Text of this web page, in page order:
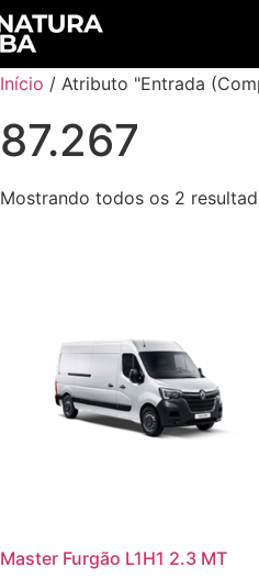
Início / Atributo "Entrada
87.267
Mostrando todos os 2
Master Furgão L1H1 2.3 MT